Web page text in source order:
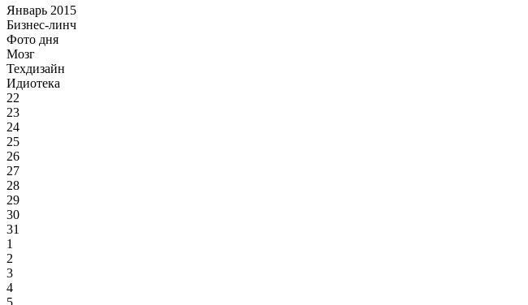
Январь 2015
Бизнес-линч
Фото дня
Мозг
Техдизайн
Идиотека
22
23
24
25
26
27
28
29
30
31
1
2
3
4
5